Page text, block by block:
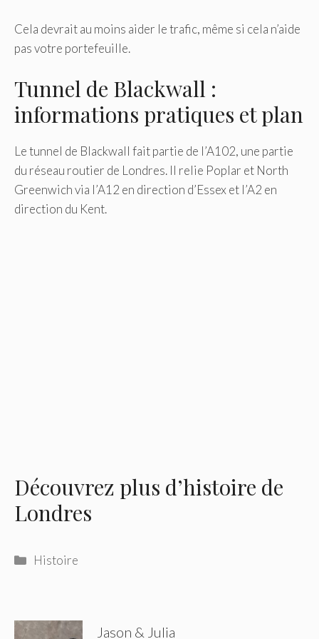
Cela devrait au moins aider le trafic, même si cela n’aide
pas votre portefeuille.
Tunnel de Blackwall :
informations pratiques et plan
Le tunnel de Blackwall fait partie de l’A102, une partie
du réseau routier de Londres. Il relie Poplar et North
Greenwich via l’A12 en direction d’Essex et l’A2 en
direction du Kent.
Découvrez plus d’histoire de
Londres
Catégories
Histoire
Jason & Julia